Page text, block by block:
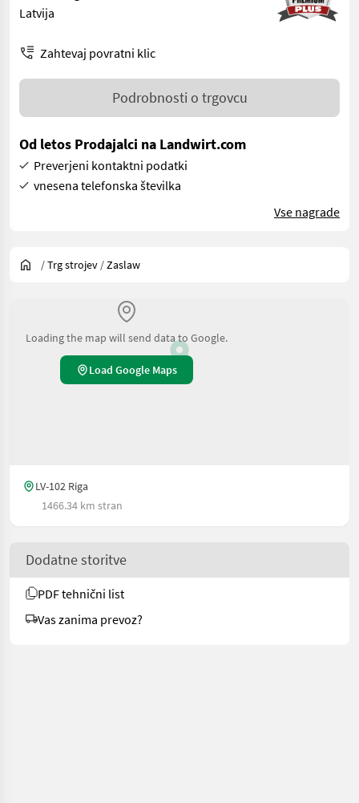
Latvija
Zahtevaj povratni klic
Podrobnosti o trgovcu
Od letos Prodajalci na Landwirt.com
Preverjeni kontaktni podatki
vnesena telefonska številka
Vse nagrade
/Trg strojev /Zaslaw
Loading the map will send data to Google.
Load Google Maps
LV-102 Riga
1466.34 km stran
Dodatne storitve
PDF tehnični list
Vas zanima prevoz?